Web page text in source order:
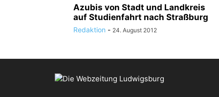
Azubis von Stadt und Landkreis
auf Studienfahrt nach Straßburg
Redaktion - 24. August 2012